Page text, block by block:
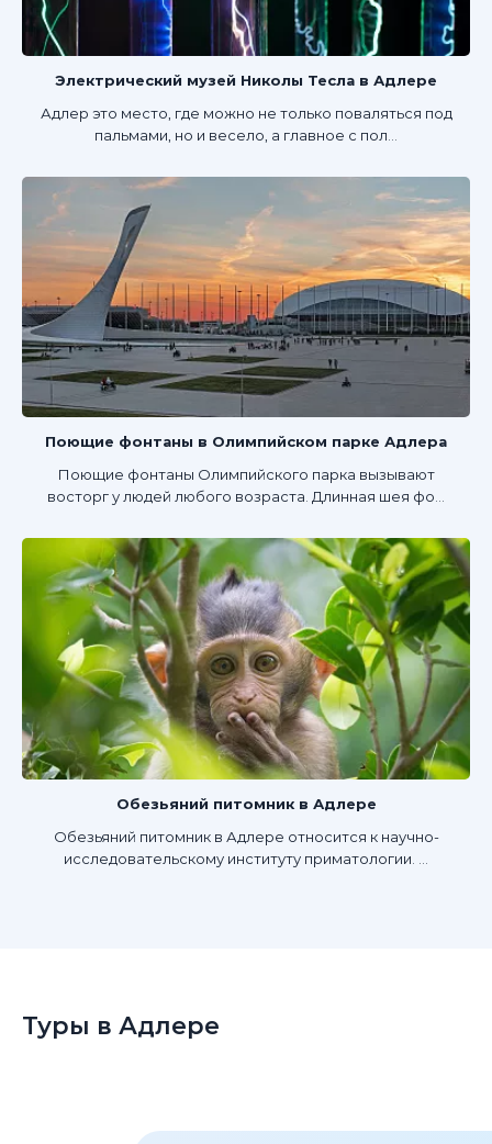
Электрический музей Николы Тесла в Адлере
Адлер это место, где можно не только поваляться под
пальмами, но и весело, а главное с пол...
Поющие фонтаны в Олимпийском парке Адлера
Поющие фонтаны Олимпийского парка вызывают
восторг у людей любого возраста. Длинная шея фо...
Обезьяний питомник в Адлере
Обезьяний питомник в Адлере относится к научно-
исследовательскому институту приматологии. ...
Туры в Адлере